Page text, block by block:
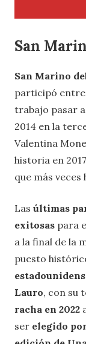
San
San Marino
participó entre
trabajo pasar
2014 en la
Valentina
historia en
que más
Las últimas
exitosas para
a la final de la
puesto
Lauro, con su
racha en 2022
ser elegido